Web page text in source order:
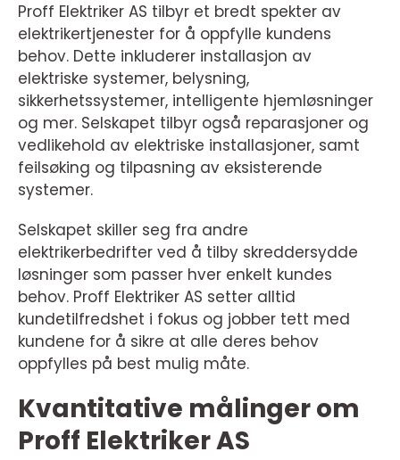
Proff Elektriker AS tilbyr et bredt spekter av
elektrikertjenester for å oppfylle kundens
behov. Dette inkluderer installasjon av
elektriske systemer, belysning,
sikkerhetssystemer, intelligente hjemløsninger
og mer. Selskapet tilbyr også reparasjoner og
vedlikehold av elektriske installasjoner, samt
feilsøking og tilpasning av eksisterende
systemer.
Selskapet skiller seg fra andre
elektrikerbedrifter ved å tilby skreddersydde
løsninger som passer hver enkelt kundes
behov. Proff Elektriker AS setter alltid
kundetilfredshet i fokus og jobber tett med
kundene for å sikre at alle deres behov
oppfylles på best mulig måte.
Kvantitative målinger om
Proff Elektriker AS